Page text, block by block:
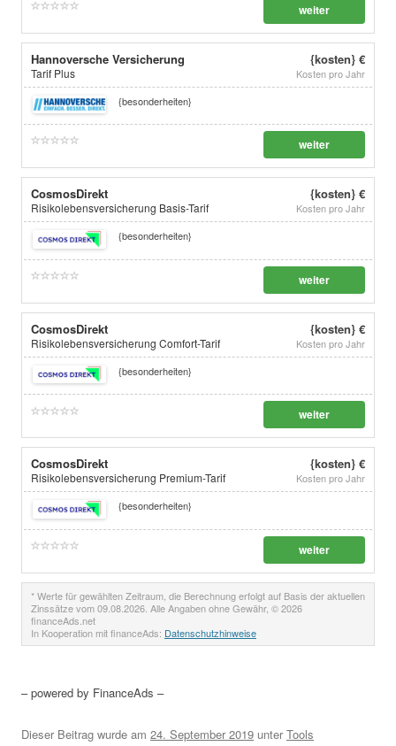
weiter
Hannoversche Versicherung
Tarif Plus
{kosten} €
Kosten pro Jahr
{besonderheiten}
weiter
CosmosDirekt
Risikolebensversicherung Basis-Tarif
{kosten} €
Kosten pro Jahr
{besonderheiten}
weiter
CosmosDirekt
Risikolebensversicherung Comfort-Tarif
{kosten} €
Kosten pro Jahr
{besonderheiten}
weiter
CosmosDirekt
Risikolebensversicherung Premium-Tarif
{kosten} €
Kosten pro Jahr
{besonderheiten}
weiter
* Werte für gewählten Zeitraum, die Berechnung erfolgt auf Basis der aktuellen
Zinssätze vom 09.08.2026. Alle Angaben ohne Gewähr, © 2026
financeAds.net
In Kooperation mit financeAds: Datenschutzhinweise
– powered by FinanceAds –
Dieser Beitrag wurde am 24. September 2019 unter Tools